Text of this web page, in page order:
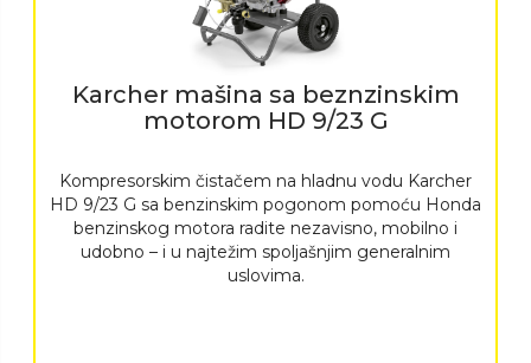
Karcher mašina sa beznzinskim
motorom HD 9/23 G
Kompresorskim čistačem na hladnu vodu Karcher
HD 9/23 G sa benzinskim pogonom pomoću Honda
benzinskog motora radite nezavisno, mobilno i
udobno – i u najtežim spoljašnjim generalnim
uslovima.